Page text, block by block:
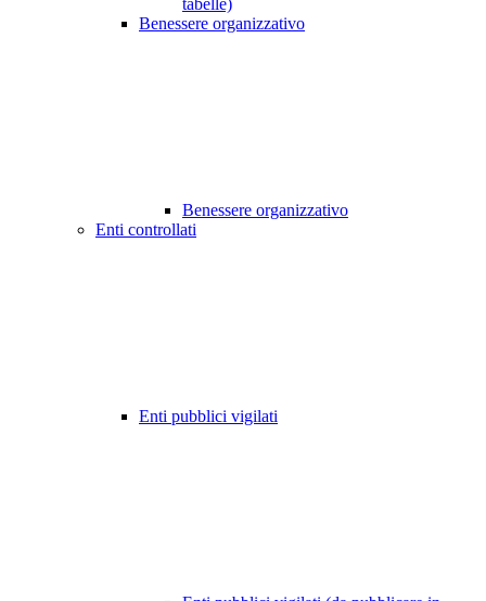
tabelle)
Benessere organizzativo
Benessere organizzativo
Enti controllati
Enti pubblici vigilati